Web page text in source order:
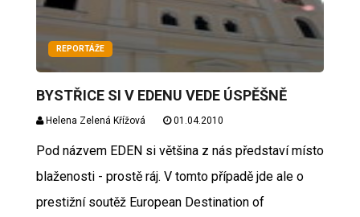
REPORTÁŽE
BYSTŘICE SI V EDENU VEDE ÚSPĚŠNĚ
Helena Zelená Křížová 01.04.2010
Pod názvem EDEN si většina z nás představí místo
blaženosti - prostě ráj. V tomto případě jde ale o
prestižní soutěž European Destination of